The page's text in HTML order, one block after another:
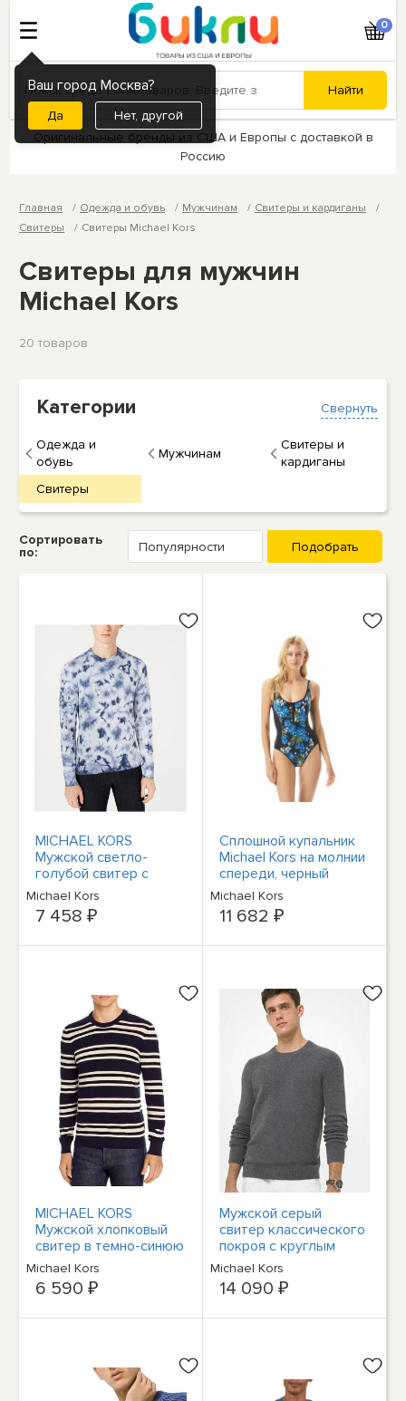
Ваш город Москва?
Нет, другой
0
Оригинальные бренды из США и Европы с доставкой в
Россию
Главная Одежда и обувь Мужчинам
Свитеры и кардиганы
Свитеры
Свитеры Michael Kors
Свитеры для мужчин
Michael Kors
20 товаров
Свернуть
Категории
Одежда и
обувь
Мужчинам
Свитеры и
кардиганы
Свитеры
Сортировать
по:
MICHAEL KORS
Мужской светло-
голубой свитер с
круглым вырезом и
короткими рукавами с
принтом тай-дай XL
Michael Kors
7 458 ₽
Сплошной купальник
Michael Kors на молнии
спереди, черный
мульти, 6 лет
Michael Kors
11 682 ₽
MICHAEL KORS
Мужской хлопковый
свитер в темно-синюю
полоску с длинными
рукавами и круглым
вырезом L
Michael Kors
6 590 ₽
Мужской серый
свитер классического
покроя с круглым
вырезом и длинными
рукавами MICHAEL
KORS MICHAEL KORS
Michael Kors
14 090 ₽